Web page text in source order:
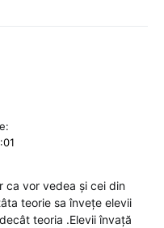
ca vor vedea și cei din
teorie sa învețe elevii
teoria .Elevii învață